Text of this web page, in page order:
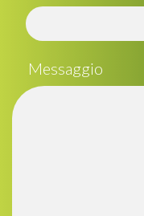
Messaggio